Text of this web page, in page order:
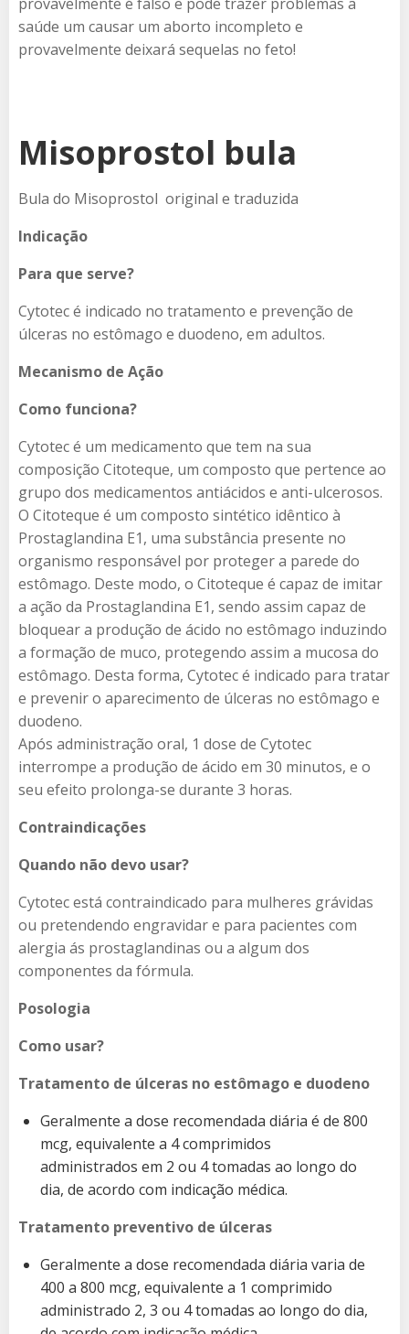
saúde um causar um aborto incompleto e
provavelmente deixará sequelas no feto!
Misoprostol bula
Bula do Misoprostol original e traduzida
Indicação
Para que serve?
Cytotec é indicado no tratamento e prevenção de
úlceras no estômago e duodeno, em adultos.
Mecanismo de Ação
Como funciona?
Cytotec é um medicamento que tem na sua
composição Citoteque, um composto que pertence ao
grupo dos medicamentos antiácidos e anti-ulcerosos.
O Citoteque é um composto sintético idêntico à
Prostaglandina E1, uma substância presente no
organismo responsável por proteger a parede do
estômago. Deste modo, o Citoteque é capaz de imitar
a ação da Prostaglandina E1, sendo assim capaz de
bloquear a produção de ácido no estômago induzindo
a formação de muco, protegendo assim a mucosa do
estômago. Desta forma, Cytotec é indicado para tratar
e prevenir o aparecimento de úlceras no estômago e
duodeno.
Após administração oral, 1 dose de Cytotec
interrompe a produção de ácido em 30 minutos, e o
seu efeito prolonga-se durante 3 horas.
Contraindicações
Quando não devo usar?
Cytotec está contraindicado para mulheres grávidas
ou pretendendo engravidar e para pacientes com
alergia ás prostaglandinas ou a algum dos
componentes da fórmula.
Posologia
Como usar?
Tratamento de úlceras no estômago e duodeno
Geralmente a dose recomendada diária é de 800
mcg, equivalente a 4 comprimidos
administrados em 2 ou 4 tomadas ao longo do
dia, de acordo com indicação médica.
Tratamento preventivo de úlceras
Geralmente a dose recomendada diária varia de
400 a 800 mcg, equivalente a 1 comprimido
administrado 2, 3 ou 4 tomadas ao longo do dia,